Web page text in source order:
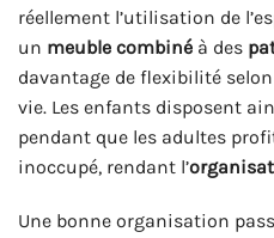
réellement l’utilisation de
un meuble combiné à des
davantage de flexibilité
vie. Les enfants disposent
pendant que les adultes
inoccupé, rendant l’
Une bonne organisation